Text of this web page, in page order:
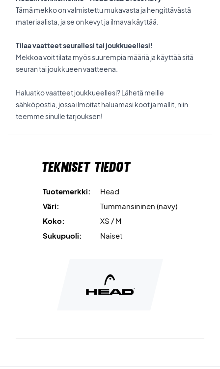
Tämä mekko on valmistettu mukavasta ja hengittävästä
materiaalista, ja se on kevyt ja ilmava käyttää.
Tilaa vaatteet seurallesi tai joukkueellesi!
Mekkoa voit tilata myös suurempia määriä ja käyttää sitä
seuran tai joukkueen vaatteena.
Haluatko vaatteet joukkueellesi? Lähetä meille
sähköpostia, jossa ilmoitat haluamasi koot ja mallit, niin
teemme sinulle tarjouksen!
Tekniset tiedot
Tuotemerkki:
Head
Väri:
Tummansininen (navy)
Koko:
XS / M
Sukupuoli:
Naiset